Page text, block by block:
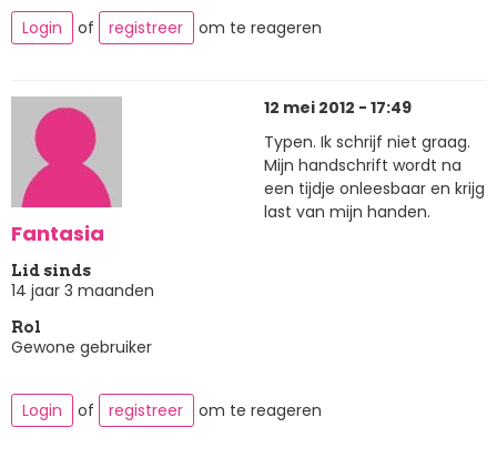
Login
of registreer om te reageren
Fantasia
Lid sinds
14 jaar 3 maanden
Rol
Gewone gebruiker
12 mei 2012 - 17:49
Typen. Ik schrijf niet graag.
Mijn handschrift wordt na
een tijdje onleesbaar en krijg
last van mijn handen.
Login of registreer om te reageren